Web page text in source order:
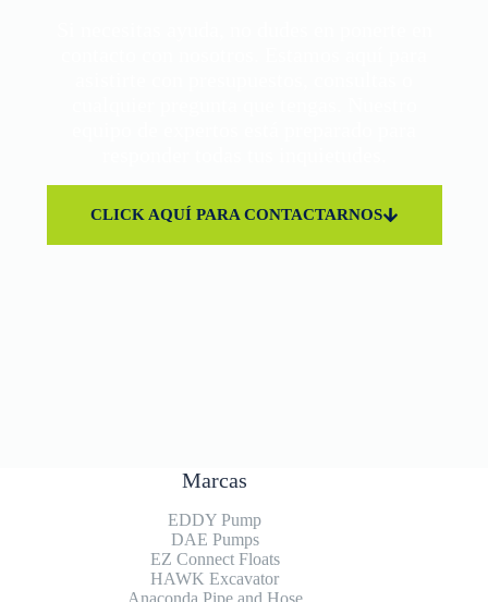
CLICK AQUÍ PARA CONTACTARNOS
Marcas
EDDY Pump
DAE Pumps
EZ Connect Floats
HAWK Excavator